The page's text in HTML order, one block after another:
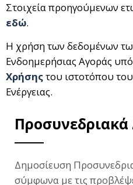
Στοιχεία προηγούμενων
εδώ.
Η χρήση των δεδομένων
Ενδοημερήσιας Αγοράς
Χρήσηςτου ιστοτόπου
Ενέργειας.
Δημοσίευση
σύμφωνα με τις